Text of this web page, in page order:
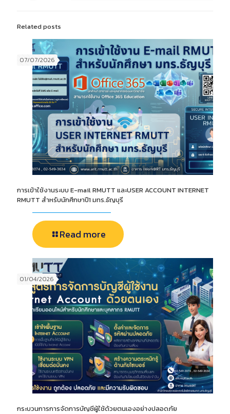
Related posts
07/07/2026
การเข้าใช้งานระบบ E-mail RMUTT และUSER ACCOUNT INTERNET
RMUTT สำหรับนักศึกษาปี1 มทร.ธัญบุรี
Read more
01/04/2026
กระบวนการการจัดการบัญชีผู้ใช้ด้วยตนเองอย่างปลอดภัย